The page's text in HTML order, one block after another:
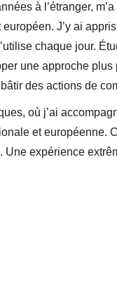
à l’étranger,
J’y ai
chaque jour.
une approche
des actions de
où j’ai
et européenne.
expérience